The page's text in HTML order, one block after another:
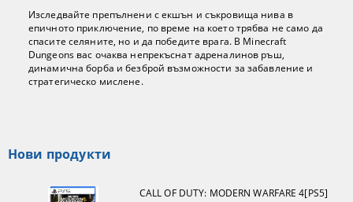
Изследвайте препълнени с екшън и съкровища нива в
епичното приключение, по време на което трябва не само да
спасите селяните, но и да победите врага. В Minecraft
Dungeons вас очаква непрекъснат адреналинов ръш,
динамична борба и безброй възможности за забавление и
стратегическо мислене.
Нови продукти
CALL OF DUTY: MODERN WARFARE 4[PS5]